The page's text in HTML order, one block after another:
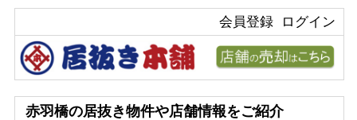
ログイン
会員登録
赤羽橋の居抜き物件や店舗情報をご紹介